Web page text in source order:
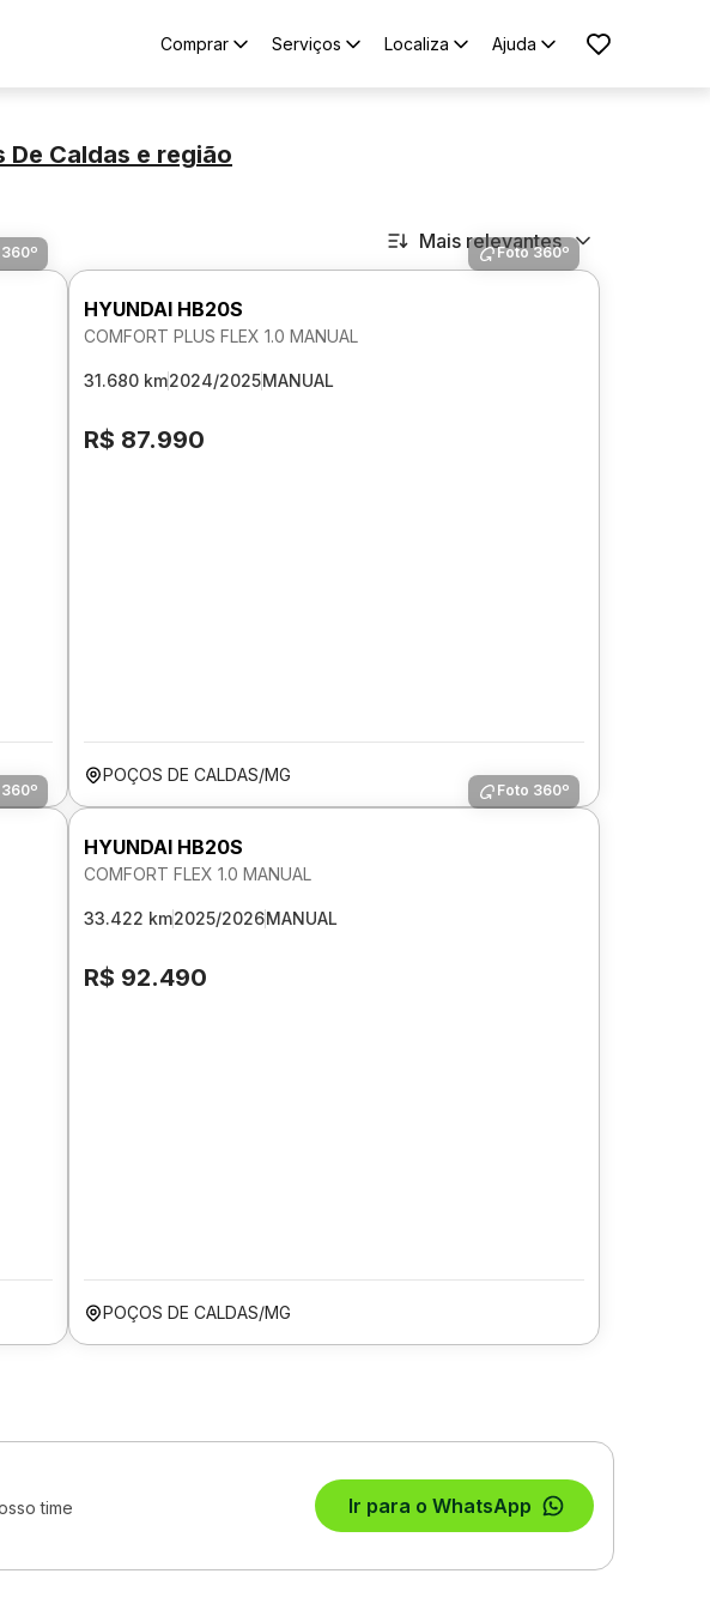
Comprar Serviços Localiza Ajuda
De Caldas e região
Mais relevantes
Foto 360º
HYUNDAI HB20S
COMFORT PLUS FLEX 1.0 MANUAL
31.680 km2024/2025MANUAL
R$ 87.990
POÇOS DE CALDAS/MG
Foto 360º
HYUNDAI HB20S
COMFORT FLEX 1.0 MANUAL
33.422 km2025/2026MANUAL
R$ 92.490
POÇOS DE CALDAS/MG
time
Ir para o WhatsApp